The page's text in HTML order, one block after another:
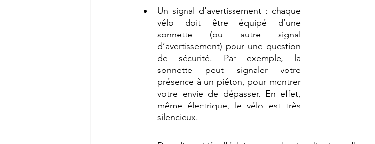
Un signal d'avertissement : chaque
vélo doit être équipé d’une
sonnette (ou autre signal
d’avertissement) pour une question
de sécurité. Par exemple, la
sonnette peut signaler votre
présence à un piéton, pour montrer
votre envie de dépasser. En effet,
même électrique, le vélo est très
silencieux.